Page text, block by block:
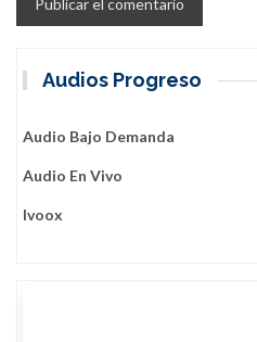
Audios Progreso
Audio Bajo Demanda
Audio En Vivo
Ivoox